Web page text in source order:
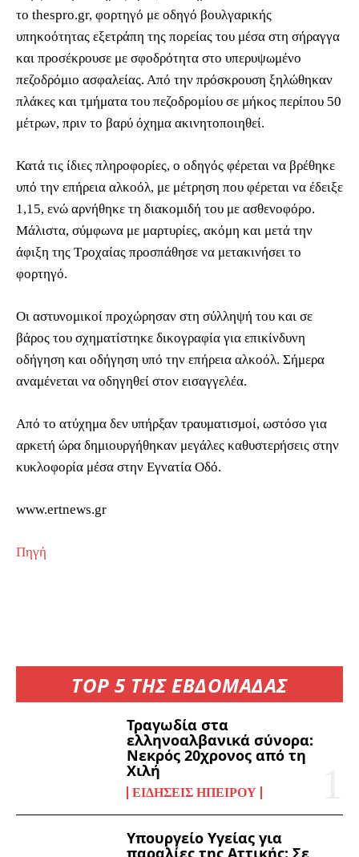
TOP 5 ΤΗΣ ΕΒΔΟΜΑΔΑΣ
Τραγωδία στα
ελληνοαλβανικά σύνορα:
Νεκρός 20χρονος από τη
Χιλή
ΕΙΔΉΣΕΙΣ ΗΠΕΊΡΟΥ
Υπουργείο Υγείας για
παραλίες της Αττικής: Σε
το thespro.gr, φορτηγό με οδηγό βουλγαρικής
υπηκοότητας εξετράπη της πορείας του μέσα στη σήραγγα
και προσέκρουσε με σφοδρότητα στο υπερυψωμένο
πεζοδρόμιο ασφαλείας. Από την πρόσκρουση ξηλώθηκαν
πλάκες και τμήματα του πεζοδρομίου σε μήκος περίπου 50
μέτρων, πριν το βαρύ όχημα ακινητοποιηθεί.
Κατά τις ίδιες πληροφορίες, ο οδηγός φέρεται να βρέθηκε
υπό την επήρεια αλκοόλ, με μέτρηση που φέρεται να έδειξε
1,15, ενώ αρνήθηκε τη διακομιδή του με ασθενοφόρο.
Μάλιστα, σύμφωνα με μαρτυρίες, ακόμη και μετά την
άφιξη της Τροχαίας προσπάθησε να μετακινήσει το
φορτηγό.
Οι αστυνομικοί προχώρησαν στη σύλληψή του και σε
βάρος του σχηματίστηκε δικογραφία για επικίνδυνη
οδήγηση και οδήγηση υπό την επήρεια αλκοόλ. Σήμερα
αναμένεται να οδηγηθεί στον εισαγγελέα.
Από το ατύχημα δεν υπήρξαν τραυματισμοί, ωστόσο για
αρκετή ώρα δημιουργήθηκαν μεγάλες καθυστερήσεις στην
κυκλοφορία μέσα στην Εγνατία Οδό.
www.ertnews.gr
Πηγή